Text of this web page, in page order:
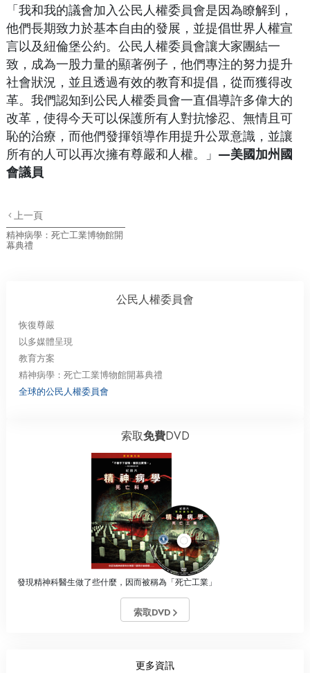
「我和我的議會加入公民人權委員會是因為瞭解到，
他們長期致力於基本自由的發展，並提倡世界人權宣
言以及紐倫堡公約。公民人權委員會讓大家團結一
致，成為一股力量的顯著例子，他們專注的努力提升
社會狀況，並且透過有效的教育和提倡，從而獲得改
革。我們認知到公民人權委員會一直倡導許多偉大的
改革，使得今天可以保護所有人對抗慘忍、無情且可
恥的治療，而他們發揮領導作用提升公眾意識，並讓
所有的人可以再次擁有尊嚴和人權。」 —美國加州國
會議員
上一頁
精神病學：死亡工業博物館開
幕典禮
公民人權委員會
恢復尊嚴
以多媒體呈現
教育方案
精神病學：死亡工業博物館開幕典禮
全球的公民人權委員會
索取免費DVD
發現精神科醫生做了些什麼，因而被稱為「死亡工業」
索取DVD
更多資訊